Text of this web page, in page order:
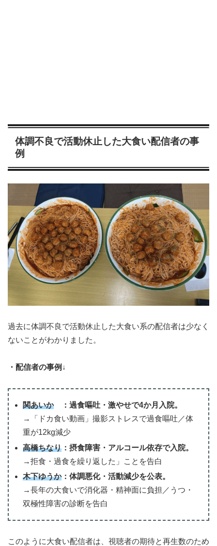
体調不良で活動休止した大食い配信者の事
例
過去に体調不良で活動休止した大食い系の配信者は少なく
ないことがわかりました。
・配信者の事例↓
関あいか：過食嘔吐・激やせで4か月入院。
→「ドカ食い動画」撮影ストレスで過食嘔吐／体
重が12kg減少
高橋ちなり ：摂食障害・アルコール依存で入院。
→拒食・過食を繰り返した」ことを告白
木下ゆうか：体調悪化・活動減少を公表。
→長年の大食いで消化器・精神面に負担／うつ・
双極性障害の診断を告白
このように大食い配信者は、視聴者の期待と再生数のため